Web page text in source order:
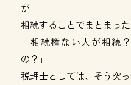
が
相続することでまとまった
「相続権ない人が相続
の？」
税理士としては、そう突